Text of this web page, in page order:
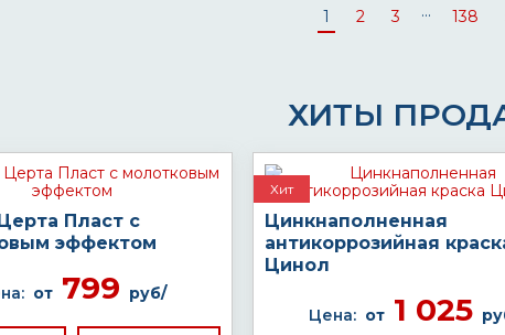
1 2 3 ... 138
ХИТЫ
Пласт с
эффектом
от 799 руб/
Хит
Цинкнаполненная
антикоррозийная
Цинол
Цена: от1 025